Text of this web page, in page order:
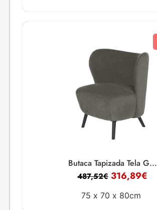
Butaca Tapizada Tela G...
487,52€ 316,89€
75 x 70 x 80cm